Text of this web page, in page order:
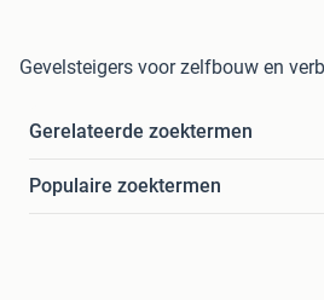
Gevelsteigers voor zelfbouw en
Gerelateerde zoektermen
Populaire zoektermen